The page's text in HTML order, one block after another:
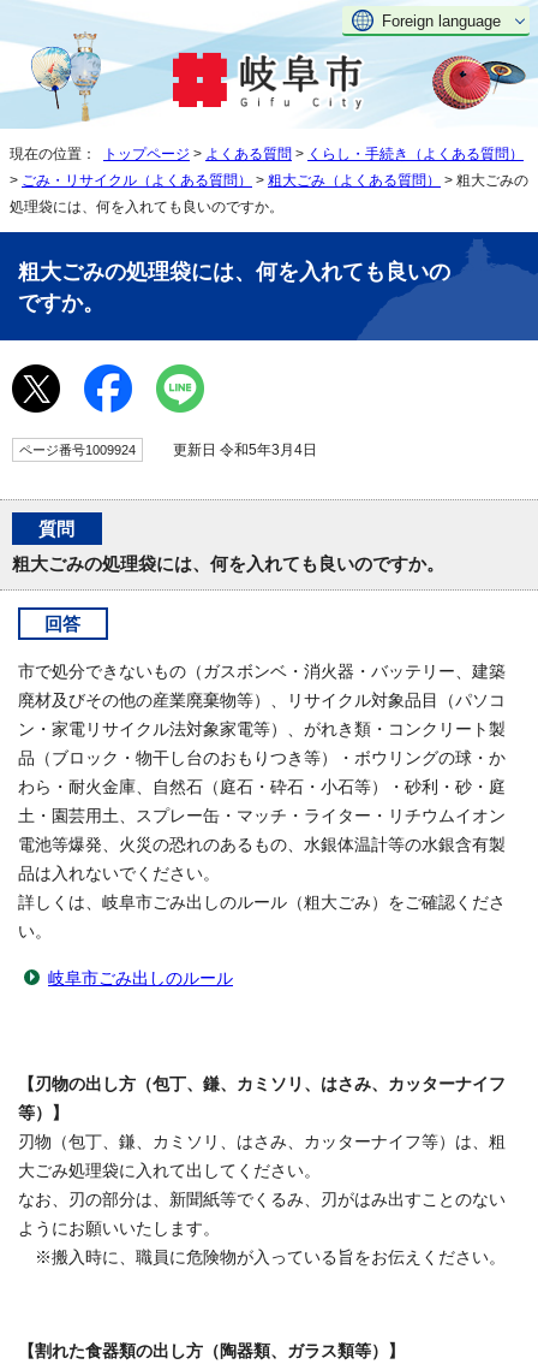
Foreign language
現在の位置： トップページ > よくある質問 > くらし・手続き（よくある質問）
> ごみ・リサイクル（よくある質問） > 粗大ごみ（よくある質問）
> 粗大ごみの
処理袋には、何を入れても良いのですか。
粗大ごみの処理袋には、何を入れても良いの
ですか。
ページ番号1009924 更新日 令和5年3月4日
質問
粗大ごみの処理袋には、何を入れても良いのですか。
回答
市で処分できないもの（ガスボンベ・消火器・バッテリー、建築
廃材及びその他の産業廃棄物等）、リサイクル対象品目（パソコ
ン・家電リサイクル法対象家電等）、がれき類・コンクリート製
品（ブロック・物干し台のおもりつき等）・ボウリングの球・か
わら・耐火金庫、自然石（庭石・砕石・小石等）・砂利・砂・庭
土・園芸用土、スプレー缶・マッチ・ライター・リチウムイオン
電池等爆発、火災の恐れのあるもの、水銀体温計等の水銀含有製
品は入れないでください。
詳しくは、岐阜市ごみ出しのルール（粗大ごみ）をご確認くださ
い。
岐阜市ごみ出しのルール
【刃物の出し方（包丁、鎌、カミソリ、はさみ、カッターナイフ
等）】
刃物（包丁、鎌、カミソリ、はさみ、カッターナイフ等）は、粗
大ごみ処理袋に入れて出してください。
なお、刃の部分は、新聞紙等でくるみ、刃がはみ出すことのない
ようにお願いいたします。
※搬入時に、職員に危険物が入っている旨をお伝えください。
【割れた食器類の出し方（陶器類、ガラス類等）】